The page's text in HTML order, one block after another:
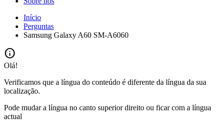
Início
Perguntas
Samsung Galaxy A60 SM-A6060
info
Olá!
Verificamos que a língua do conteúdo é diferente da língua da sua
localização.
Pode mudar a língua no canto superior direito ou ficar com a língua
actual